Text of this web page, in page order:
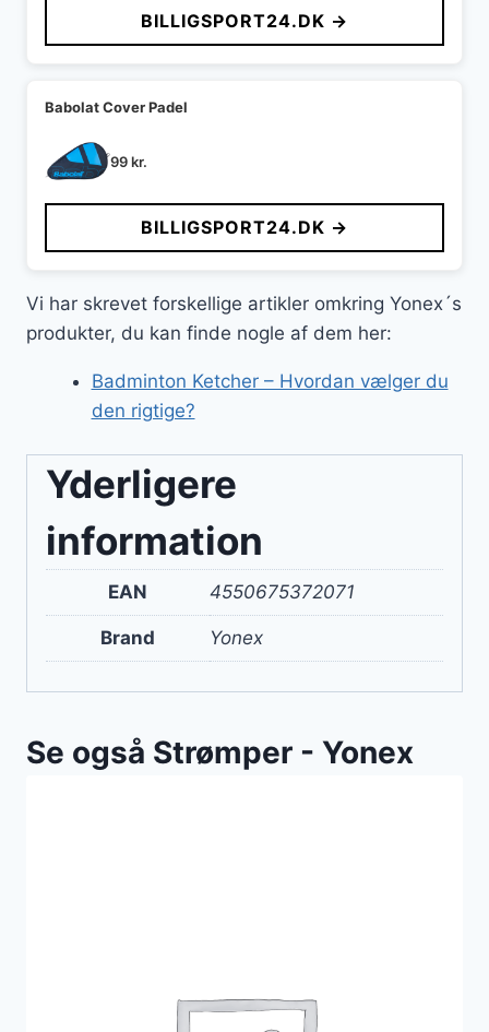
BILLIGSPORT24.DK →
Babolat Cover Padel
99kr.
BILLIGSPORT24.DK →
Vi har skrevet forskellige artikler omkring Yonex´s
produkter, du kan finde nogle af dem her:
Badminton Ketcher – Hvordan vælger du
den rigtige?
Yderligere
information
EAN 4550675372071
Brand Yonex
Se også Strømper - Yonex